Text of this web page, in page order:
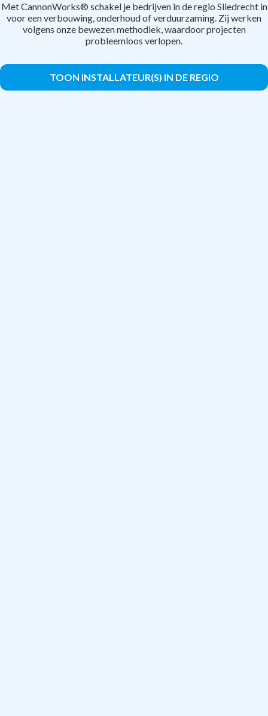
Met CannonWorks® schakel je bedrijven in de regio Sliedrecht in
voor een verbouwing, onderhoud of verduurzaming. Zij werken
volgens onze bewezen methodiek, waardoor projecten
probleemloos verlopen.
TOON INSTALLATEUR(S) IN DE REGIO